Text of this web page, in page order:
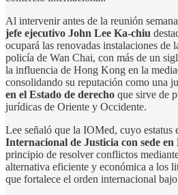
Al intervenir antes de la reunión
jefe ejecutivo John Lee Ka-chiu
ocupará las renovadas instalaciones de
policía de Wan Chai, con más de un
la influencia de Hong Kong en la
consolidando su reputación como una
en el Estado de derecho que sirve de
jurídicas de Oriente y Occidente.
Lee señaló que la IOMed, cuyo estatus
Internacional de Justicia con sede en
principio de resolver conflictos
alternativa eficiente y económica a los
que fortalece el orden internacional